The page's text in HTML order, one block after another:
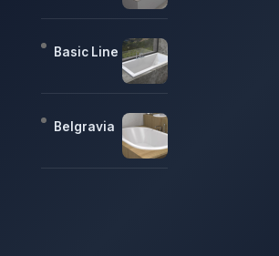
Basic Line
Belgravia